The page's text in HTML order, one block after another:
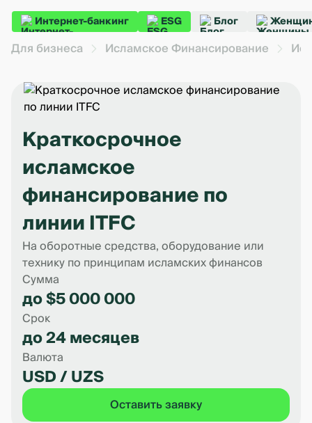
Интернет-банкинг ESG Блог
Для бизнеса Исламское Финансирование
Краткосрочное
исламское
финансирование по
линии ITFC
На оборотные средства, оборудование или
технику по принципам исламских финансов
Сумма
до $5 000 000
Срок
до 24 месяцев
Валюта
USD / UZS
Оставить заявку